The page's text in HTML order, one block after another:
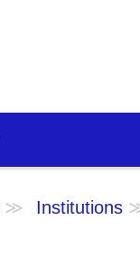
Institutions